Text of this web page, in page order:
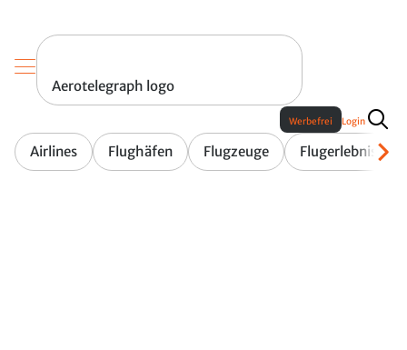
Aerotelegraph logo
Airlines Flughäfen Flugzeuge Flugerlebnis
Werbefrei Login